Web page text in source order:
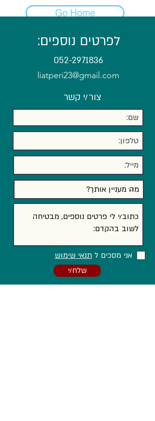
Go Home
לפרטים נוספים:
052-2971836
liatperi23@gmail.com
צור/י קשר
אני מסכים ל תנאי שימוש
שלח/י